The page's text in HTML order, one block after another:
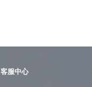
客服中心